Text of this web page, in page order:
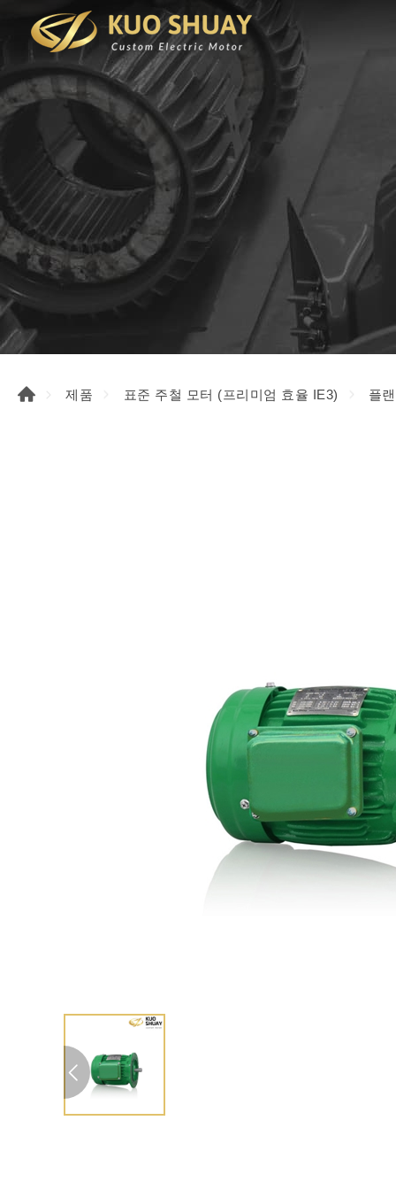
제품 표준 주철 모터 (프리미엄 효율 IE3) 플